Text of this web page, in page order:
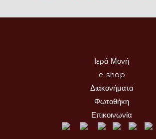
Ιερά Μονή
e-shop
Διακονήματα
Φωτοθήκη
Επικοινωνία